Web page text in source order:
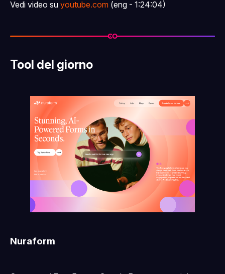
Vedi video su youtube.com (eng - 1:24:04)
Tool del giorno
Nuraform